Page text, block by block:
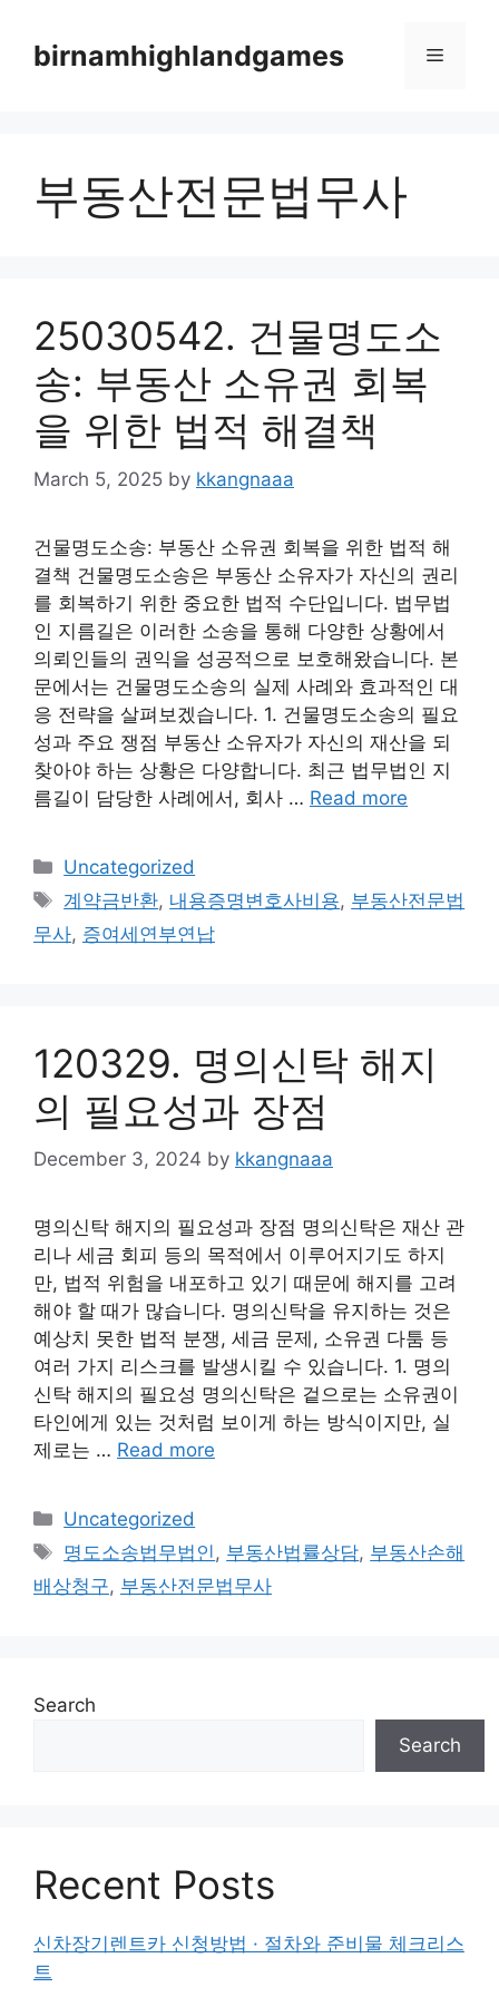
contentbirnamhighlandgames Menu
부동산전문법무사
25030542. 건물명도소
송: 부동산 소유권 회복
을 위한 법적 해결책
March 5, 2025 by kkangnaaa
건물명도소송: 부동산 소유권 회복을 위한 법적 해
결책 건물명도소송은 부동산 소유자가 자신의 권리
를 회복하기 위한 중요한 법적 수단입니다. 법무법
인 지름길은 이러한 소송을 통해 다양한 상황에서
의뢰인들의 권익을 성공적으로 보호해왔습니다. 본
문에서는 건물명도소송의 실제 사례와 효과적인 대
응 전략을 살펴보겠습니다. 1. 건물명도소송의 필요
성과 주요 쟁점 부동산 소유자가 자신의 재산을 되
찾아야 하는 상황은 다양합니다. 최근 법무법인 지
름길이 담당한 사례에서, 회사 … Read more
Categories
Uncategorized
Tags
계약금반환, 내용증명변호사비용, 부동산전문법
무사, 증여세연부연납
120329. 명의신탁 해지
의 필요성과 장점
December 3, 2024 by kkangnaaa
명의신탁 해지의 필요성과 장점 명의신탁은 재산 관
리나 세금 회피 등의 목적에서 이루어지기도 하지
만, 법적 위험을 내포하고 있기 때문에 해지를 고려
해야 할 때가 많습니다. 명의신탁을 유지하는 것은
예상치 못한 법적 분쟁, 세금 문제, 소유권 다툼 등
여러 가지 리스크를 발생시킬 수 있습니다. 1. 명의
신탁 해지의 필요성 명의신탁은 겉으로는 소유권이
타인에게 있는 것처럼 보이게 하는 방식이지만, 실
제로는 … Read more
Categories
Uncategorized
Tags
명도소송법무법인, 부동산법률상담, 부동산손해
배상청구, 부동산전문법무사
Search
Search
Recent Posts
신차장기렌트카 신청방법 · 절차와 준비물 체크리스
트